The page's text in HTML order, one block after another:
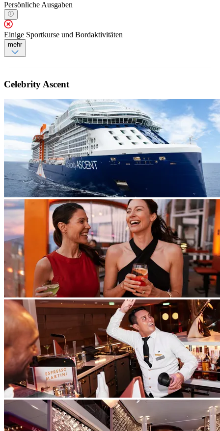
Persönliche Ausgaben
Einige Sportkurse und Bordaktivitäten
mehr
Celebrity Ascent